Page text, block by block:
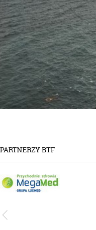
PARTNERZY BTF